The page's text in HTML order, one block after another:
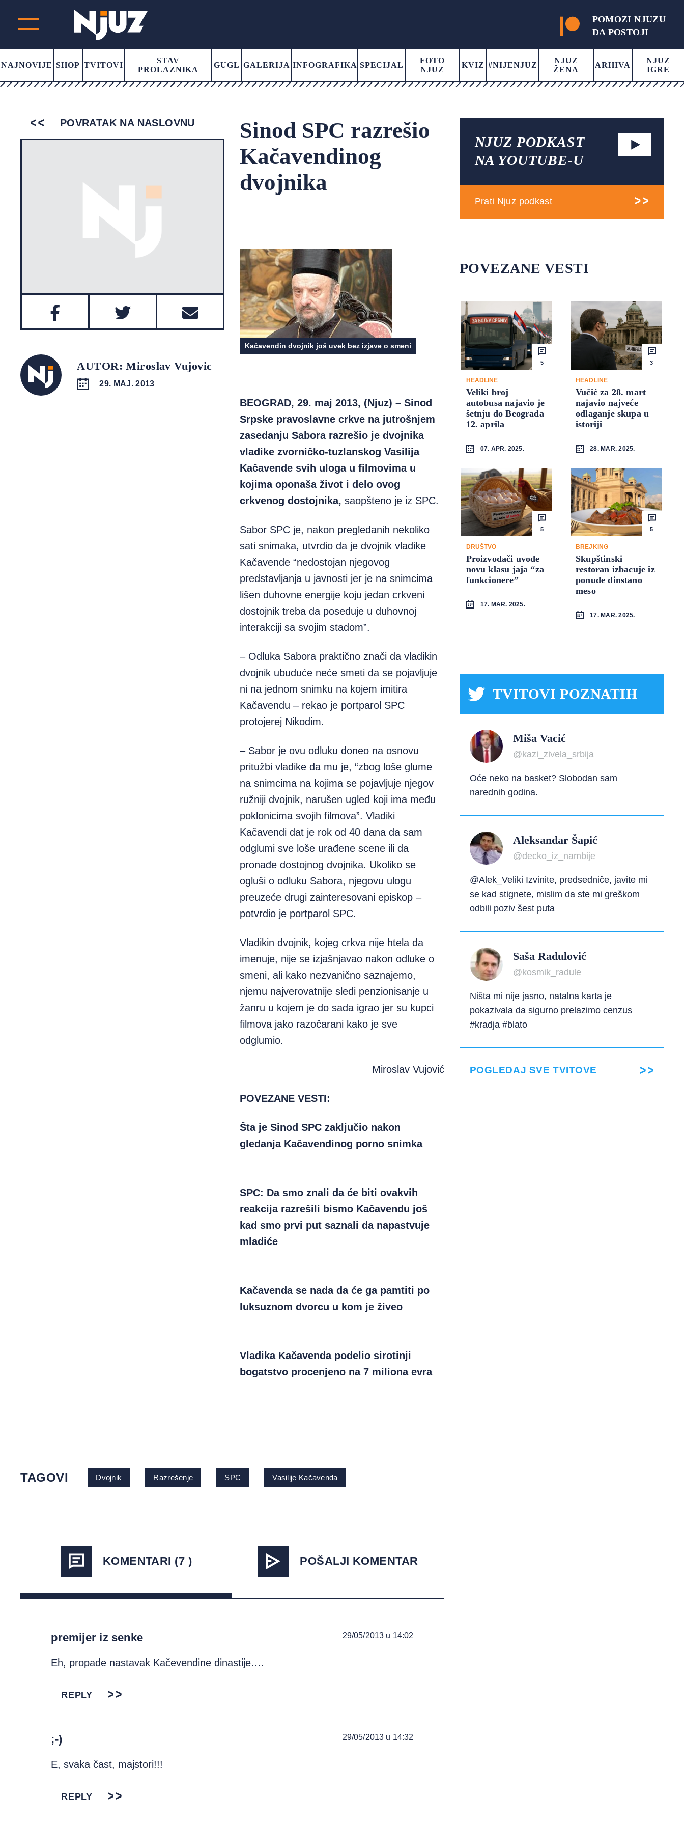
POMOZI NJUZU
DA POSTOJI
NAJNOVIJE SHOP TVITOVI
STAV
PROLAZNIKA
GUGL GALERIJA INFOGRAFIKA SPECIJAL
FOTO
NJUZ
KVIZ #NIJENJUZ
NJUZ
ŽENA
ARHIVA
NJUZ
IGRE
POVRATAK NA NASLOVNU
AUTOR: Miroslav Vujovic
29. MAJ. 2013
Sinod SPC razrešio
Kačavendinog
dvojnika
Kačavendin dvojnik još uvek bez izjave o smeni
BEOGRAD, 29. maj 2013, (Njuz) – Sinod
Srpske pravoslavne crkve na jutrošnjem
zasedanju Sabora razrešio je dvojnika
vladike zvorničko-tuzlanskog Vasilija
Kačavende svih uloga u filmovima u
kojima oponaša život i delo ovog
crkvenog dostojnika, saopšteno je iz SPC.
Sabor SPC je, nakon pregledanih nekoliko
sati snimaka, utvrdio da je dvojnik vladike
Kačavende “nedostojan njegovog
predstavljanja u javnosti jer je na snimcima
lišen duhovne energije koju jedan crkveni
dostojnik treba da poseduje u duhovnoj
interakciji sa svojim stadom”.
– Odluka Sabora praktično znači da vladikin
dvojnik ubuduće neće smeti da se pojavljuje
ni na jednom snimku na kojem imitira
Kačavendu – rekao je portparol SPC
protojerej Nikodim.
– Sabor je ovu odluku doneo na osnovu
pritužbi vladike da mu je, “zbog loše glume
na snimcima na kojima se pojavljuje njegov
ružniji dvojnik, narušen ugled koji ima među
poklonicima svojih filmova”. Vladiki
Kačavendi dat je rok od 40 dana da sam
odglumi sve loše urađene scene ili da
pronađe dostojnog dvojnika. Ukoliko se
ogluši o odluku Sabora, njegovu ulogu
preuzeće drugi zainteresovani episkop –
potvrdio je portparol SPC.
Vladikin dvojnik, kojeg crkva nije htela da
imenuje, nije se izjašnjavao nakon odluke o
smeni, ali kako nezvanično saznajemo,
njemu najverovatnije sledi penzionisanje u
žanru u kojem je do sada igrao jer su kupci
filmova jako razočarani kako je sve
odglumio.
Miroslav Vujović
POVEZANE VESTI:
Šta je Sinod SPC zaključio nakon
gledanja Kačavendinog porno snimka
SPC: Da smo znali da će biti ovakvih
reakcija razrešili bismo Kačavendu još
kad smo prvi put saznali da napastvuje
mladiće
Kačavenda se nada da će ga pamtiti po
luksuznom dvorcu u kom je živeo
Vladika Kačavenda podelio sirotinji
bogatstvo procenjeno na 7 miliona evra
TAGOVI Dvojnik Razrešenje SPC Vasilije Kačavenda
KOMENTARI (7 ) POŠALJI KOMENTAR
premijer iz senke 29/05/2013 u 14:02
Eh, propade nastavak Kačevendine dinastije….
REPLY
;-) 29/05/2013 u 14:32
E, svaka čast, majstori!!!
REPLY
NJUZ PODKAST
NA YOUTUBE-U
Prati Njuz podkast
POVEZANE VESTI
5
HEADLINE
Veliki broj
autobusa najavio je
šetnju do Beograda
12. aprila
07. APR. 2025.
3
HEADLINE
Vučić za 28. mart
najavio najveće
odlaganje skupa u
istoriji
28. MAR. 2025.
5
DRUŠTVO
Proizvođači uvode
novu klasu jaja “za
funkcionere”
17. MAR. 2025.
5
BREJKING
Skupštinski
restoran izbacuje iz
ponude dinstano
meso
17. MAR. 2025.
TVITOVI POZNATIH
Miša Vacić
@kazi_zivela_srbija
Oće neko na basket? Slobodan sam
narednih godina.
Aleksandar Šapić
@decko_iz_nambije
@Alek_Veliki Izvinite, predsedniče, javite mi
se kad stignete, mislim da ste mi greškom
odbili poziv šest puta
Saša Radulović
@kosmik_radule
Ništa mi nije jasno, natalna karta je
pokazivala da sigurno prelazimo cenzus
#kradja #blato
POGLEDAJ SVE TVITOVE